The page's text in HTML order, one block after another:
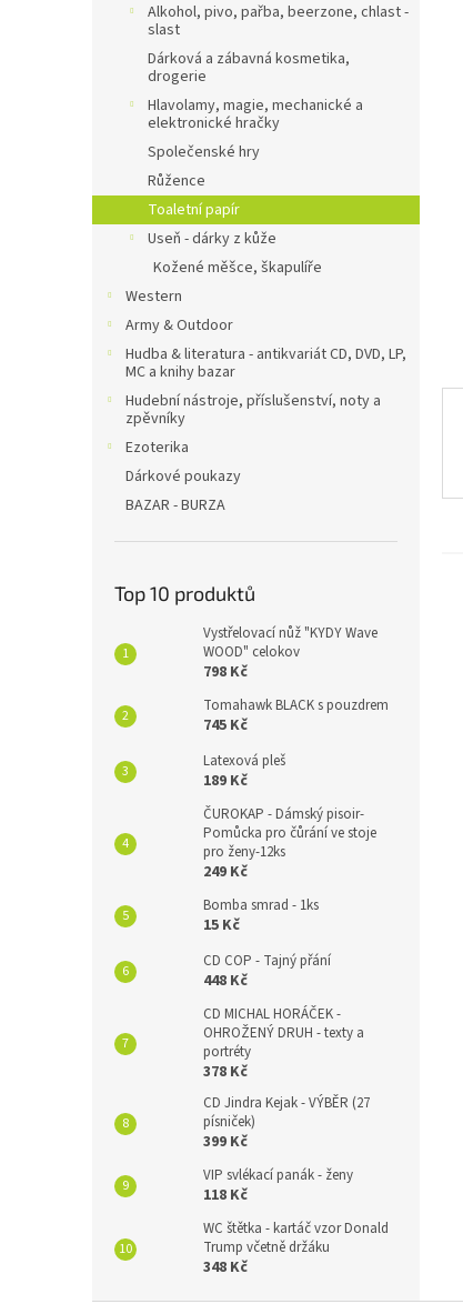
Alkohol, pivo, pařba, beerzone, chlast -
slast
Dárková a zábavná kosmetika,
drogerie
Hlavolamy, magie, mechanické a
elektronické hračky
Společenské hry
Růžence
Toaletní papír
Useň - dárky z kůže
Kožené měšce, škapulíře
Western
Army & Outdoor
Hudba & literatura - antikvariát CD, DVD, LP,
MC a knihy bazar
Hudební nástroje, příslušenství, noty a
zpěvníky
Ezoterika
Dárkové poukazy
BAZAR - BURZA
Top 10 produktů
Vystřelovací nůž "KYDY Wave
WOOD" celokov
798 Kč
Tomahawk BLACK s pouzdrem
745 Kč
Latexová pleš
189 Kč
ČUROKAP - Dámský pisoir-
Pomůcka pro čůrání ve stoje
pro ženy-12ks
249 Kč
Bomba smrad - 1ks
15 Kč
CD COP - Tajný přání
448 Kč
CD MICHAL HORÁČEK -
OHROŽENÝ DRUH - texty a
portréty
378 Kč
CD Jindra Kejak - VÝBĚR (27
písniček)
399 Kč
VIP svlékací panák - ženy
118 Kč
WC štětka - kartáč vzor Donald
Trump včetně držáku
348 Kč